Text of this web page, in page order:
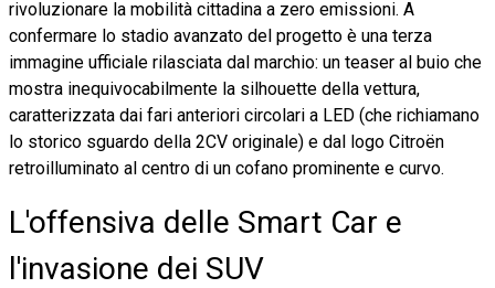
rivoluzionare la mobilità cittadina a zero emissioni. A
confermare lo stadio avanzato del progetto è una terza
immagine ufficiale rilasciata dal marchio: un teaser al buio che
mostra inequivocabilmente la silhouette della vettura,
caratterizzata dai fari anteriori circolari a LED (che richiamano
lo storico sguardo della 2CV originale) e dal logo Citroën
retroilluminato al centro di un cofano prominente e curvo.
L'offensiva delle Smart Car e
l'invasione dei SUV